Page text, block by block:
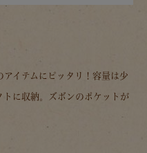
イテムにピッタリ！容量は少
に収納。ズボンのポケットが